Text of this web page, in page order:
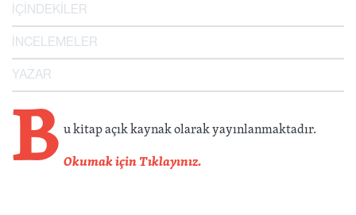
İÇİNDEKİLER
İNCELEMELER
YAZAR
Bu kitap açık kaynak olarak yayınlanmaktadır.
Okumak için Tıklayınız.